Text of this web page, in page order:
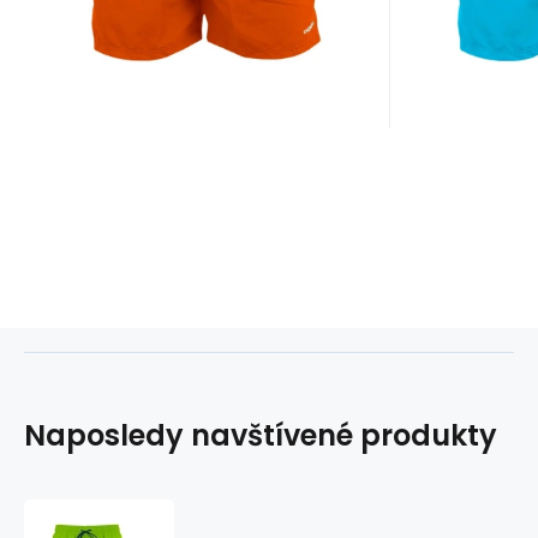
Naposledy navštívené produkty